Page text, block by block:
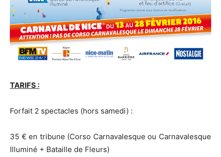
TARIFS :
Forfait 2 spectacles (hors samedi) :
35 € en tribune (Corso Carnavalesque ou Carnavalesque
Illuminé + Bataille de Fleurs)